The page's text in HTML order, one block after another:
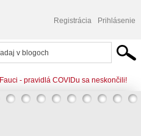
Registrácia Prihlásenie
Fauci - pravidlá COVIDu sa neskončili!